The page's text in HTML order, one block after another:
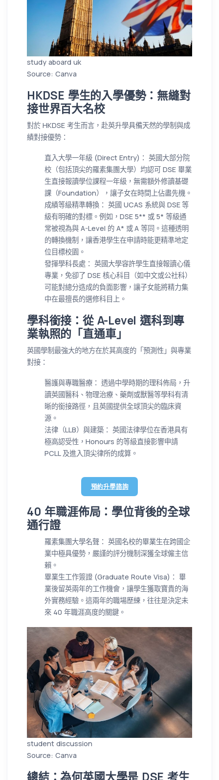
study aboard uk
Source: Canva
HKDSE 學生的入學優勢：無縫對
接世界百大名校
對於 HKDSE 考生而言，赴英升學具備天然的學制與成
績對接優勢：
直入大學一年級 (Direct Entry)： 英國大部分院
校（包括頂尖的羅素集團大學）均認可 DSE 畢業
生直接報讀學位課程一年級，無需額外修讀基礎
課（Foundation），讓子女在時間上佔盡先機。
成績等級精準轉換： 英國 UCAS 系統與 DSE 等
級有明確的對標。例如，DSE 5** 或 5* 等級通
常被視為與 A-Level 的 A* 或 A 等同。這種透明
的轉換機制，讓香港學生在申請時能更精準地定
位目標校園。
發揮學科長處： 英國大學容許學生直接報讀心儀
專業，免卻了 DSE 核心科目（如中文或公社科）
可能對總分造成的負面影響，讓子女能將精力集
中在最擅長的選修科目上。
學科銜接：從 A-Level 選科到專
業執照的「直通車」
英國學制最強大的地方在於其高度的「預測性」與專業
對接：
醫護與專職醫療： 透過中學時期的理科佈局，升
讀英國醫科、物理治療、藥劑或獸醫等學科有清
晰的銜接路徑，且英國提供全球頂尖的臨床資
源。
法律（LLB）與建築： 英國法律學位在香港具有
極高認受性，Honours 的等級直接影響申請
PCLL 及進入頂尖律所的成算。
預約升學諮詢
40 年職涯佈局：學位背後的全球
通行證
羅素集團大學名聲： 英國名校的畢業生在跨國企
業中極具優勢，嚴謹的評分機制深獲全球僱主信
賴。
畢業生工作簽證 (Graduate Route Visa)： 畢
業後留英兩年的工作機會，讓學生獲取寶貴的海
外實務經驗。這兩年的職場歷練，往往是決定未
來 40 年職涯高度的關鍵。
student discussion
Source: Canva